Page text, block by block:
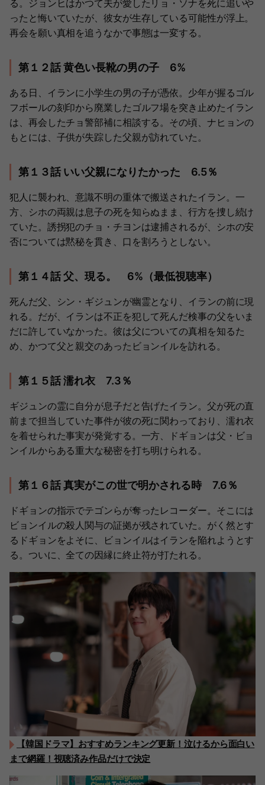
る。ジョンヒはかつて夫が愛したリョ・ソナを死に追いや
ったと悔いていたが、彼女が生存している可能性が浮上。
再会を願い真相を追うなかで事態は一変する。
第１２話 黄色い長靴の男の子 6%
ある日、イランに小学生の男の子が憑依。少年が握るゴル
フボールの刻印から廃業したゴルフ場を突き止めたイラン
は、再会したチョ警部補に相談する。その頃、ナヒョンの
もとには、子供が失踪した父親が訪れていた。
第１３話 いい父親になりたかった 6.5％
犯人に襲われ、意識不明の重体で搬送されたイラン。一
方、シホの両親は息子の死を知らぬまま、行方を捜し続け
ていた。誘拐犯のチョ・チヨンは逮捕されるが、シホの安
否については黙秘を貫き、口を割ろうとしない。
第１４話 父、現る。 6%（最低視聴率）
死んだ父、シン・ギジュンが幽霊となり、イランの前に現
れる。だが、イランは不正を犯して死んだ検事の父をいま
だに許していなかった。彼は父についての真相を知るた
め、かつて父と親交のあったビョンイルを訪れる。
第１５話 濡れ衣 7.3％
ギジュンの霊に自分が息子だと告げたイラン。父が死の直
前まで担当していた事件が彼の死に関わっており、濡れ衣
を着せられた事実が発覚する。一方、ドギョンは父・ビョ
ンイルからある重大な秘密を打ち明けられる。
第１６話 真実がこの世で明かされる時 7.6％
ドギョンの指示でテゴンらが奪ったレコーダー。そこには
ビョンイルの殺人関与の証拠が残されていた。がく然とす
るドギョンをよそに、ビョンイルはイランを陥れようとす
る。ついに、全ての因縁に終止符が打たれる。
【韓国ドラマ】おすすめランキング更新！泣けるから面白い
まで網羅！視聴済み作品だけで決定